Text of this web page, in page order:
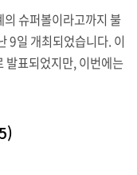
슈퍼볼이라고까지 불
9일 개최되었습니다. 이
표되었지만, 이번에는
는 Apple Watch처럼
Touch가 추가되었습
촬영해 보여주는 Live